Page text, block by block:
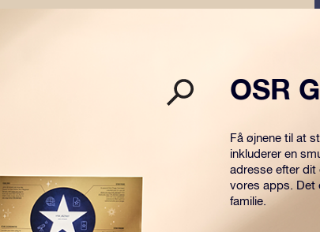
OSR
Få øjnene til at
inkluderer en
adresse efter
vores apps. Det
familie.